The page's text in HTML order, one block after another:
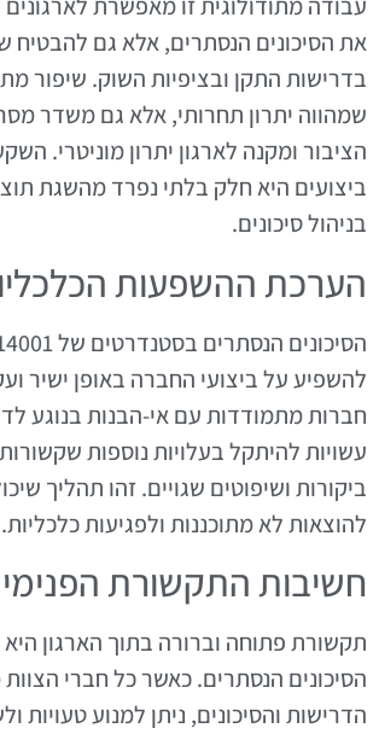
עבודה מתודולוגית זו מאפשרת
את הסיכונים הנסתרים, אלא גם להבטיח
בדרישות התקן ובציפיות השוק. שיפור
שמהווה יתרון תחרותי, אלא גם משדר מסר
הציבור ומקנה לארגון יתרון מוניטרי.
ביצועים היא חלק בלתי נפרד מהשגת
בניהול סיכונים.
הערכת ההשפעות
להשפיע על ביצועי החברה באופן ישיר
חברות מתמודדות עם אי-הבנות בנוגע
עשויות להיתקל בעלויות נוספות
ביקורות ושיפוטים שגויים. זהו תהליך
להוצאות לא מתוכננות ולפגיעות כלכליות.
חשיבות התקשורת
תקשורת פתוחה וברורה בתוך הארגון היא
הסיכונים הנסתרים. כאשר כל חברי
הדרישות והסיכונים, ניתן למנוע טעויות